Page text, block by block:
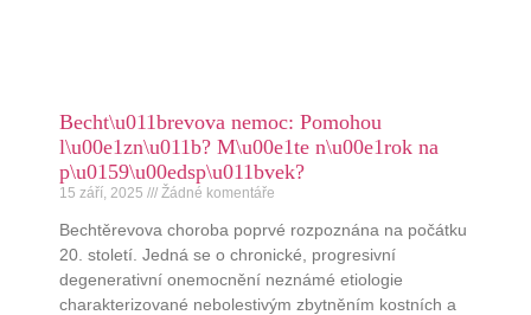
Becht\u011brevova nemoc: Pomohou
l\u00e1zn\u011b? M\u00e1te n\u00e1rok na
p\u0159\u00edsp\u011bvek?
15 září, 2025 Žádné komentáře
Bechtěrevova choroba poprvé rozpoznána na počátku
20. století. Jedná se o chronické, progresivní
degenerativní onemocnění neznámé etiologie
charakterizované nebolestivým zbytněním kostních a